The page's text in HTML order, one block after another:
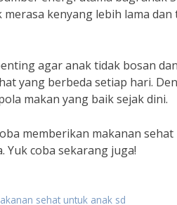
kenyang lebih lama
agar anak tidak bosan
yang berbeda setiap hari.
makan yang baik sejak dini.
memberikan makanan
Yuk coba sekarang juga!
sehat untuk anak sd